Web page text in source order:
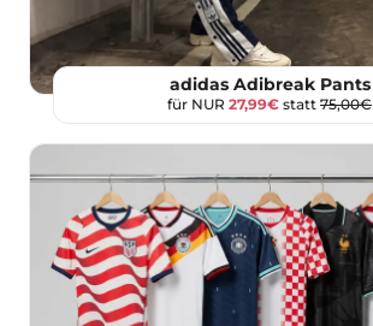
adidas Adibreak Pants
für NUR 27,99€ statt 75,00€